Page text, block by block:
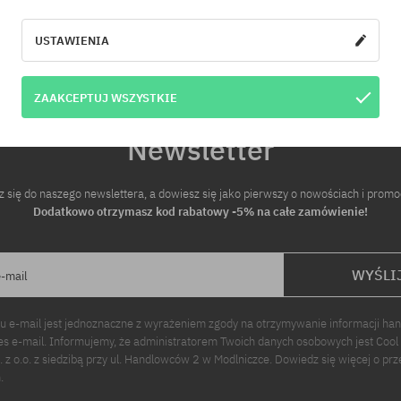
Newsletter
się do naszego newslettera, a dowiesz się jako pierwszy o nowościach i
Dodatkowo otrzymasz kod rabatowy -5% na całe zamówienie!
mail
e-mail jest jednoznaczne z wyrażeniem zgody na otrzymywanie informacji
e-mail. Informujemy, że administratorem Twoich danych osobowych jest Cool
z o.o. z siedzibą przy ul. Handlowców 2 w Modlniczce. Dowiedz się więcej o
USTAWIENIA
ZAAKCEPTUJ WSZYSTKIE